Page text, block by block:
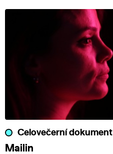
Celovečerní dokument
Mailin